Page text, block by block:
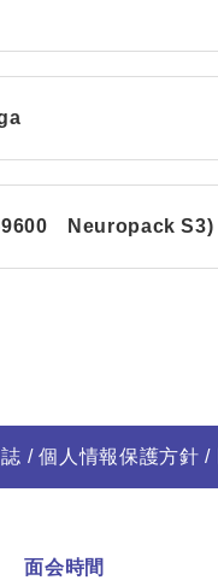
9600 Neuropack S3)
個人情報保護方針
面会時間